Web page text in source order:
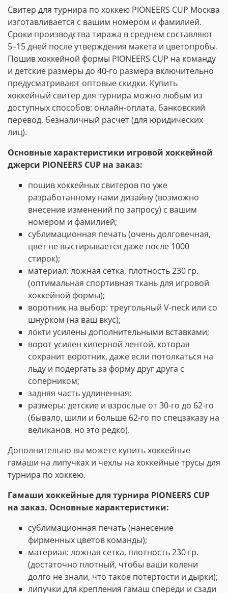
Свитер для турнира по хоккею PIONEERS CUP Москва
изготавливается с вашим номером и фамилией.
Сроки производства тиража в среднем составляют
5–15 дней после утверждения макета и цветопробы.
Пошив хоккейной формы PIONEERS CUP на команду
и детские размеры до 40-го размера включительно
предусматривают оптовые скидки. Купить
хоккейный свитер для турнира можно любым из
доступных способов: онлайн-оплата, банковский
перевод, безналичный расчет (для юридических
лиц).
Основные характеристики игровой хоккейной
джерси PIONEERS CUP на заказ:
пошив хоккейных свитеров по уже
разработанному нами дизайну (возможно
внесение изменений по запросу) с вашим
номером и фамилией;
сублимационная печать (очень долговечная,
цвет не выстирывается даже после 1000
стирок);
материал: ложная сетка, плотность 230 гр.
(оптимальная спортивная ткань для игровой
хоккейной формы);
воротник на выбор: треугольный V-neck или со
шнурком (на ваш вкус);
локти усилены дополнительными вставками;
ворот усилен киперной лентой, которая
сохранит воротник, даже если потолкаться на
льду и подергать за форму друг друга с
соперником;
задняя часть удлиненная;
размеры: детские и взрослые от 30-го до 62-го
(бывало, шили и больше 62-го по спецзаказу на
великанов, но это редко).
Дополнительно вы можете купить хоккейные
гамаши на липучках и чехлы на хоккейные трусы для
турнира по хоккею.
Гамаши хоккейные для турнира PIONEERS CUP
на заказ. Основные характеристики:
сублимационная печать (нанесение
фирменных цветов команды);
материал: ложная сетка, плотность 230 гр.
(достаточно плотный, чтобы ваши колени
долго не знали, что такое потертости и дырки);
липучки для крепления гамаш спереди и сзади